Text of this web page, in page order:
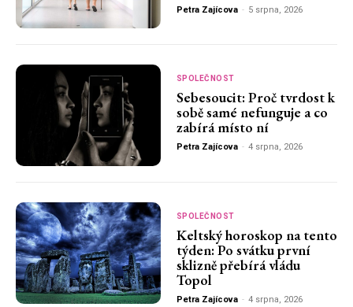
Petra Zajícova - 5 srpna, 2026
SPOLEČNOST
Sebesoucit: Proč tvrdost k
sobě samé nefunguje a co
zabírá místo ní
Petra Zajícova - 4 srpna, 2026
SPOLEČNOST
Keltský horoskop na tento
týden: Po svátku první
sklizně přebírá vládu
Topol
Petra Zajícova - 4 srpna, 2026